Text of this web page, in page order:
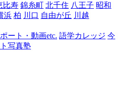
口
比寿 錦糸町 北千住 八王子 昭和
浜 柏 川口 自由が丘 川越
ート・動画etc. 語学カレッジ 今
写真塾